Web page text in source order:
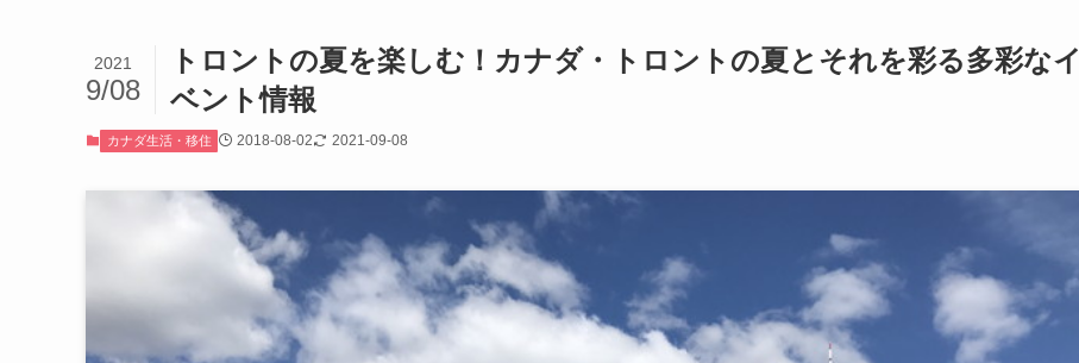
トロントの夏を楽しむ！カナダ・トロントの夏とそれを彩る多彩なイ
ベント情報
2021
9/08
カナダ生活・移住 2018-08-02 2021-09-08